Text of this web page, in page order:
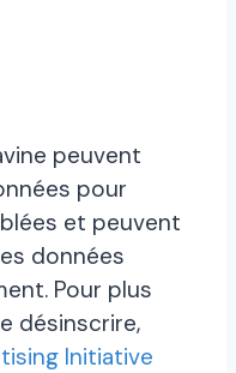
peuvent
pour
et peuvent
données
Pour plus
désinscrire,
Initiative